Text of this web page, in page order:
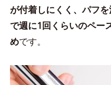
が付着しにくく、パフ
で週に1回くらいのペー
めです。